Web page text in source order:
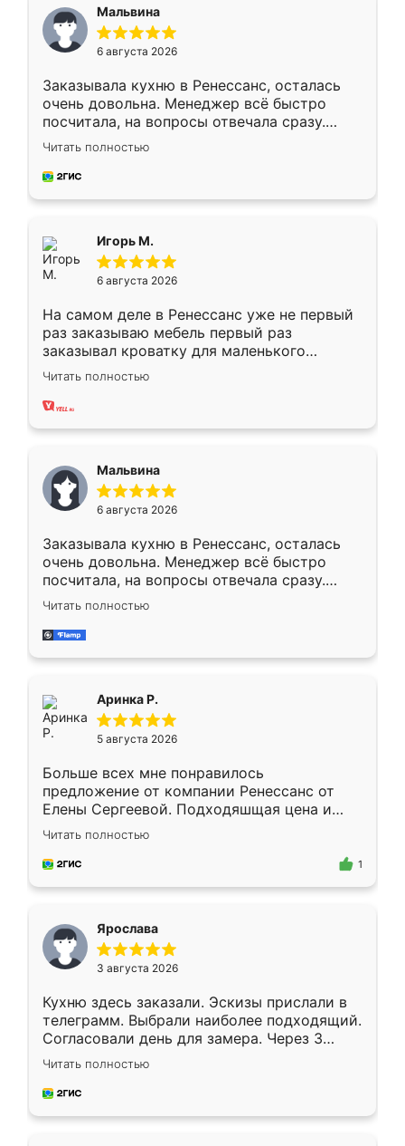
Мальвина
6 августа 2026
Заказывала кухню в Ренессанс, осталась
очень довольна. Менеджер всё быстро
посчитала, на вопросы отвечала сразу.
Замерщик приехал в субботу, подошёл к
делу со всей ответственностью. Собрали
за день, ребята работали аккуратно, даже
Читать полностью
Игорь М.
6 августа 2026
На самом деле в Ренессанс уже не первый
раз заказываю мебель первый раз
заказывал кроватку для маленького
ребёнка при его рождении ,во второй раз
заказал шкаф-купе. По качеству очень
хорошее сборка достаточно быстрая,
меньше, здесь же он более разнообразный.
Мне нравится ,если что-то потребуется из
мебели буду заказывать только здесь.
Читать полностью
Мальвина
6 августа 2026
Заказывала кухню в Ренессанс, осталась
очень довольна. Менеджер всё быстро
посчитала, на вопросы отвечала сразу.
Замерщик приехал в субботу, подошёл к
делу со всей ответственностью. Собрали
за день, ребята работали аккуратно, даже
Читать полностью
Аринка Р.
5 августа 2026
Больше всех мне понравилось
предложение от компании Ренессанс от
Елены Сергеевой. Подходяшщая цена и
короткие сроки изготовления. Приехавший
для замера сотрудник Владислав
предложил по моему эскизу самый
Читать полностью
1
Ярослава
3 августа 2026
Кухню здесь заказали. Эскизы прислали в
телеграмм. Выбрали наиболее подходящий.
Согласовали день для замера. Через 3
недели кухня была уже готова. Остались
довольны работой. Спасибо Ренессанс
мебель за качественную работу!
Читать полностью